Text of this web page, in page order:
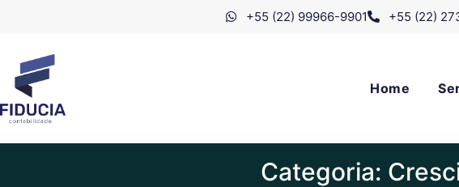
+55 (22) 99966-9901 +55 (22)
Home
Categoria: